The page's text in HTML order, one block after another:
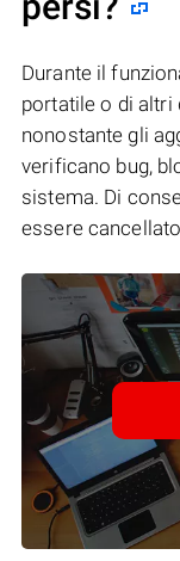
Durante il
portatile o di altri
nonostante gli
verificano bug,
sistema. Di
essere